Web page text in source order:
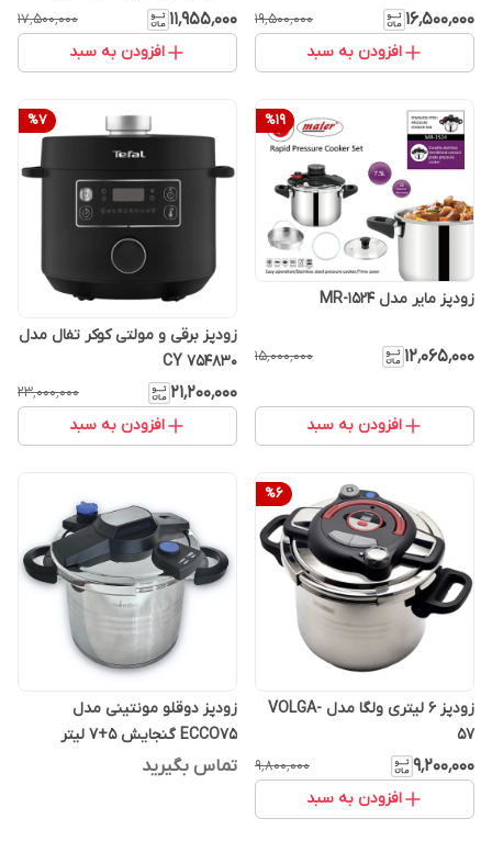
۱۶٬۵۰۰٬۰۰۰ ۱۹٬۵۰۰٬۰۰۰
افزودن به سبد
۱۱٬۹۵۵٬۰۰۰ ۱۷٬۵۰۰٬۰۰۰
افزودن به سبد
%19
زودپز مایر مدل MR-1524
۱۲٬۰۶۵٬۰۰۰ ۱۵٬۰۰۰٬۰۰۰
افزودن به سبد
%7
زودپز برقی و مولتی کوکر تفال مدل
CY 754830
۲۱٬۲۰۰٬۰۰۰ ۲۳٬۰۰۰٬۰۰۰
افزودن به سبد
%6
زودپز 6 لیتری ولگا مدل VOLGA-
57
۹٬۲۰۰٬۰۰۰ ۹٬۸۰۰٬۰۰۰
افزودن به سبد
زودپز دوقلو مونتینی مدل
ECCO75 گنجایش 5+7 لیتر
تماس بگیرید